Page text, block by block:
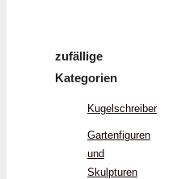
zufällige
Kategorien
Kugelschreiber
Gartenfiguren
und
Skulpturen